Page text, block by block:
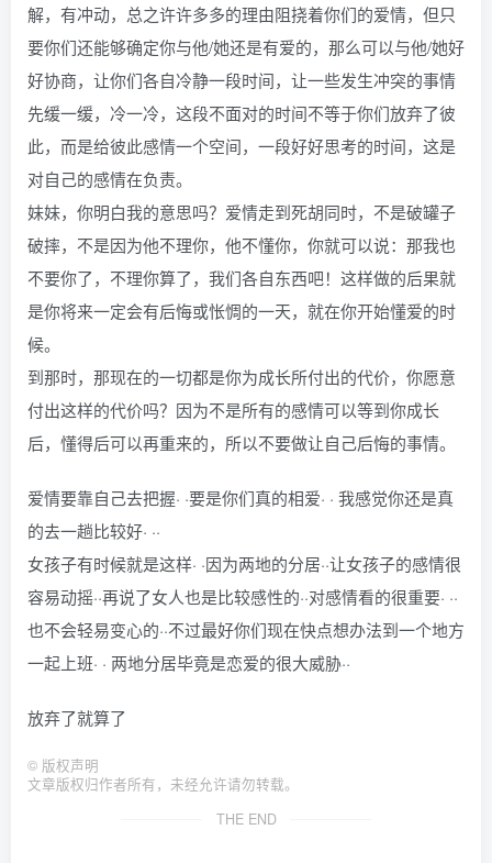
解，有冲动，总之许许多多的理由阻挠着你们的爱情，但只
要你们还能够确定你与他/她还是有爱的，那么可以与他/她好
好协商，让你们各自冷静一段时间，让一些发生冲突的事情
先缓一缓，冷一冷，这段不面对的时间不等于你们放弃了彼
此，而是给彼此感情一个空间，一段好好思考的时间，这是
对自己的感情在负责。
妹妹，你明白我的意思吗？爱情走到死胡同时，不是破罐子
破摔，不是因为他不理你，他不懂你，你就可以说：那我也
不要你了，不理你算了，我们各自东西吧！这样做的后果就
是你将来一定会有后悔或怅惆的一天，就在你开始懂爱的时
候。
到那时，那现在的一切都是你为成长所付出的代价，你愿意
付出这样的代价吗？因为不是所有的感情可以等到你成长
后，懂得后可以再重来的，所以不要做让自己后悔的事情。
爱情要靠自己去把握· ·要是你们真的相爱· · 我感觉你还是真
的去一趟比较好· ··
女孩子有时候就是这样· ·因为两地的分居··让女孩子的感情很
容易动摇··再说了女人也是比较感性的··对感情看的很重要· ··
也不会轻易变心的··不过最好你们现在快点想办法到一个地方
一起上班· · 两地分居毕竟是恋爱的很大威胁··
放弃了就算了
© 版权声明
文章版权归作者所有，未经允许请勿转载。
THE END